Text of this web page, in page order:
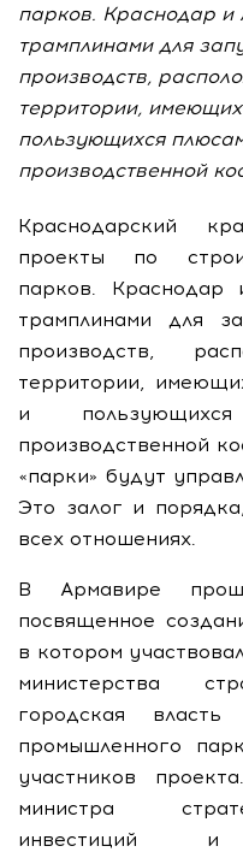
парков. Краснодар
трамплинами для
производств,
территории,
пользующихся
производственной
Краснодарский
проекты по
парков.
трамплинами для
производств,
территории,
и
производственной
«парки» будут
Это залог и
всех отношениях.
В Армавире
посвященное
в котором
министерства
городская
промышленного
участников
министра
инвестиций и